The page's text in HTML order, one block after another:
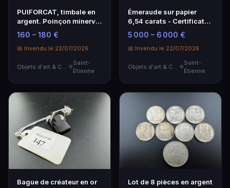
PUIFORCAT, timbale en
argent. Poinçon minerve.
- Poids : 98,8 g - Dans
son coffret d 'origine
160 – 180 €
📅 Invendu le 22/07/2026
Objets d'art & Curiosités
Saint-
Étienne
Émeraude sur papier
6,54 carats - Certificats
GEM PRO et LFG
5 000 – 6 000 €
📅 Invendu le 22/07/2026
Objets d'art & Curiosités
Saint-
Étienne
Bague de créateur en or
Lot de 8 pièces en argent